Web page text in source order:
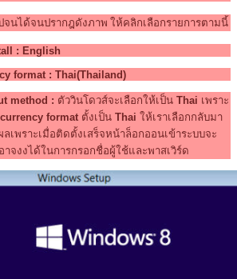
จนได้จนปรากฎดังภาพ ให้คลิกเลือกรายการตามนี้
: English
format : Thai(Thailand)
method : ตัววินโดวส์จะเลือกให้เป็น Thai เพราะ
format ตั้งเป็น Thai ให้เราเลือกกลับมา
เพราะเมื่อติดตั้งเสร็จหน้าล็อกออนเข้าระบบจะ
าจงงได้ในการกรอกชื่อผู้ใช้และพาสเวิร์ด